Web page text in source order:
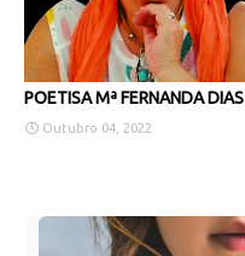
POETISA Mª FERNANDA DIAS
Outubro 04, 2022